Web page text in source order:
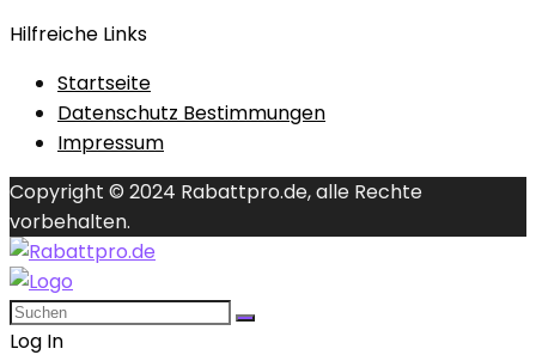
Hilfreiche Links
Startseite
Datenschutz Bestimmungen
Impressum
Copyright © 2024 Rabattpro.de, alle Rechte
vorbehalten.
Log In